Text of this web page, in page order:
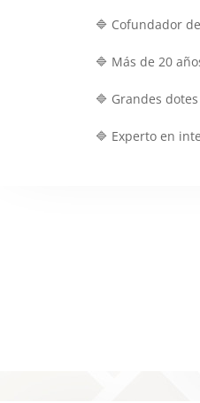
🔷 Cofundador
🔷 Más de 20
🔷 Grandes
🔷 Experto en